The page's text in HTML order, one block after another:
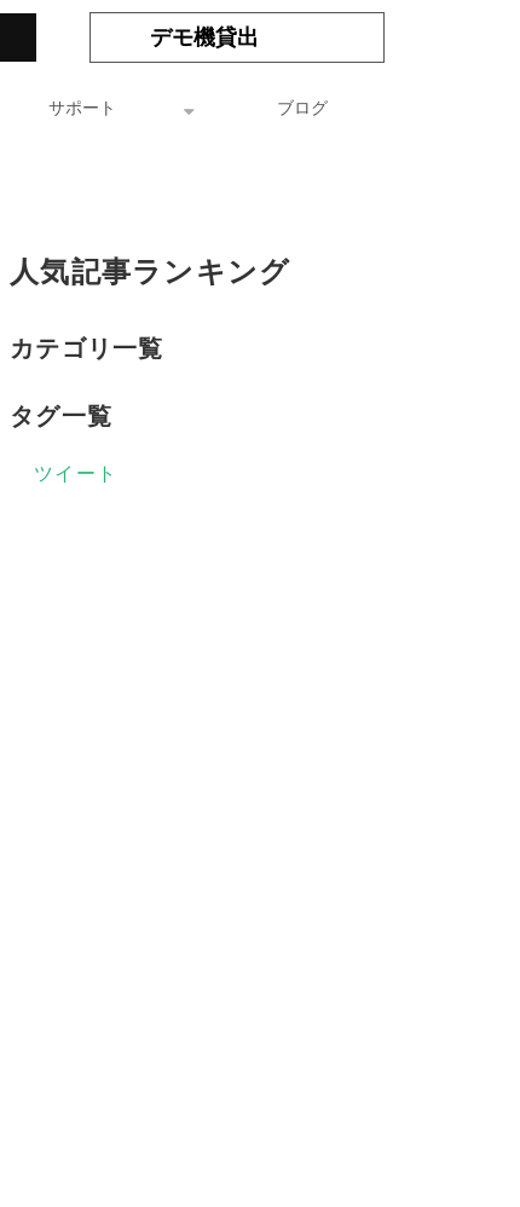
デモ機貸出
サポート ブログ
人気記事ランキング
カテゴリ一覧
タグ一覧
ツイート